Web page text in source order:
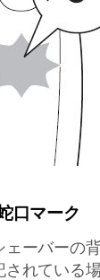
口マーク
ェーバーの
されている